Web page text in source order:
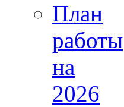
План
работы
на
2026